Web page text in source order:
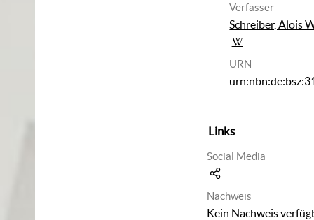
Verfasser
Schreiber, Alois
URN
Links
Social Media
Nachweis
Kein Nachweis